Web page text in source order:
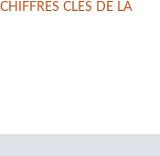
CLÉS DE LA